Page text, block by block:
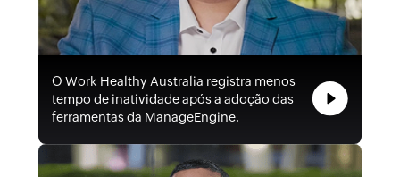
O Work Healthy Australia registra menos
tempo de inatividade após a adoção das
ferramentas da ManageEngine.